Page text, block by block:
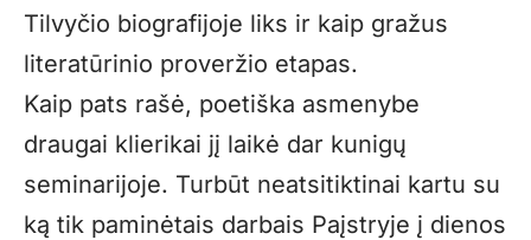
Tilvyčio biografijoje liks ir kaip gražus
literatūrinio proveržio etapas.
Kaip pats rašė, poetiška asmenybe
draugai klierikai jį laikė dar kunigų
seminarijoje. Turbūt neatsitiktinai kartu su
ką tik paminėtais darbais Paįstryje į dienos